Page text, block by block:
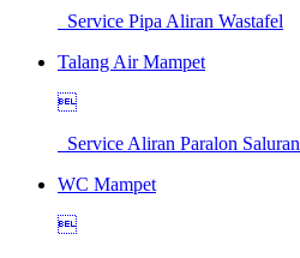
Service Pipa Aliran Wastafel
Talang Air Mampet

Service Aliran Paralon Saluran
WC Mampet
